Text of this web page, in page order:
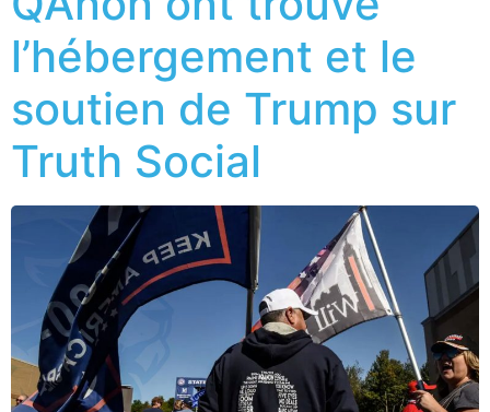
l’hébergement et le
soutien de Trump sur
Truth Social